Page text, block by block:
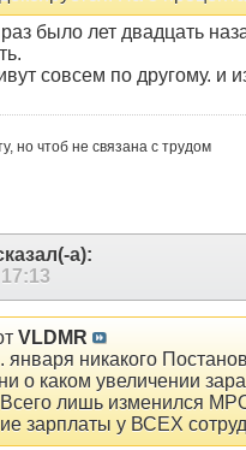
было лет двадцать
совсем по другому. и
но чтоб не связана с трудом
а):
17:13
VLDMR
января никакого
о каком увеличении
лишь изменился
зарплаты у ВСЕХ